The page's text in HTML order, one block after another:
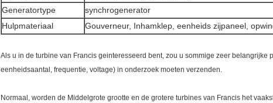
Generatortype
synchrogenerator
Hulpmateriaal
Gouverneur, Inhamklep, eenheids zijpaneel,
Als u in de turbine van Francis geinteresseerd bent, zou u sommige zeer belangrijke
eenheidsaantal, frequentie, voltage) in onderzoek moeten verzenden.
Normaal, worden de Middelgrote grootte en de grotere turbines van Francis het